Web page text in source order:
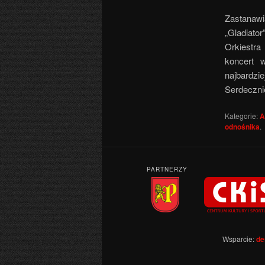
koncert
Kategorie:
odnośnika.
PARTNERZY
Wsparcie: